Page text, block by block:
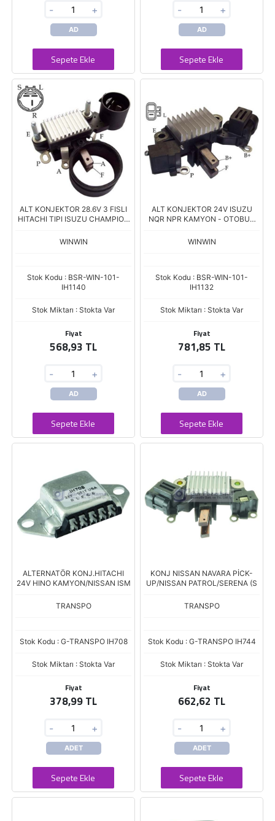
- +
AD
Sepete Ekle
- +
AD
Sepete Ekle
ALT KONJEKTOR 28.6V 3 FISLI
HITACHI TIPI ISUZU CHAMPION
86B
WINWIN
Stok Kodu : BSR-WIN-101-
IH1140
Stok Miktarı : Stokta Var
Fiyat
568,93 TL
- +
AD
Sepete Ekle
ALT KONJEKTOR 24V ISUZU
NQR NPR KAMYON - OTOBUS
HITACHI TIP
WINWIN
Stok Kodu : BSR-WIN-101-
IH1132
Stok Miktarı : Stokta Var
Fiyat
781,85 TL
- +
AD
Sepete Ekle
ALTERNATÖR KONJ.HITACHI
24V HINO KAMYON/NISSAN ISM
TRANSPO
Stok Kodu : G-TRANSPO IH708
Stok Miktarı : Stokta Var
Fiyat
378,99 TL
- +
ADET
Sepete Ekle
KONJ NISSAN NAVARA PİCK-
UP/NISSAN PATROL/SERENA (S
TRANSPO
Stok Kodu : G-TRANSPO IH744
Stok Miktarı : Stokta Var
Fiyat
662,62 TL
- +
ADET
Sepete Ekle